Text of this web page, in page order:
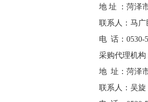
地 址 ：菏泽
联系人：马广
电 话：0530-
采购代理机构
地 址：菏泽
联系人：吴旋